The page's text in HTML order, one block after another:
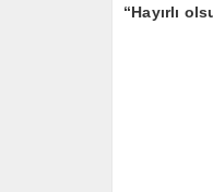
“Hayırlı